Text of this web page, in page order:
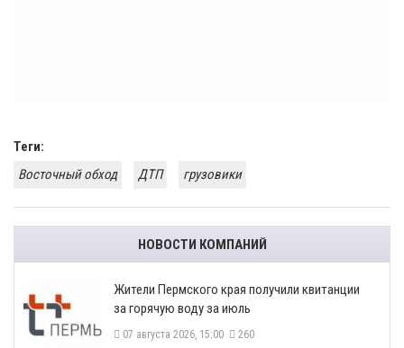
Теги:
Восточный обход
ДТП грузовики
НОВОСТИ КОМПАНИЙ
​Жители Пермского края получили квитанции
за горячую воду за июль
07 августа 2026, 15:00 260